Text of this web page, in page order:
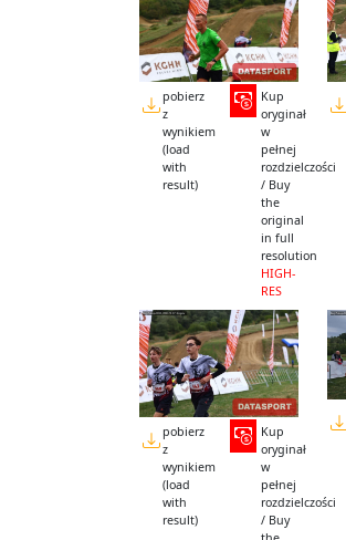
pobierz
z
wynikiem
(load
with
result)
Kup
oryginał
w
pełnej
rozdzielczości
/ Buy
the
original
in full
resolution
HIGH-
RES
pobierz
z
wynikiem
(load
with
result)
Kup
oryginał
w
pełnej
rozdzielczości
/ Buy